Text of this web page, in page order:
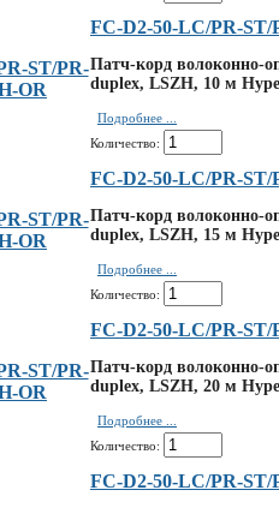
FC-D2-50-LC/PR-
Патч-корд волоконно-
duplex, LSZH, 10 м
Подробнее ...
Количество:
FC-D2-50-LC/PR-
Патч-корд волоконно-
duplex, LSZH, 15 м
Подробнее ...
Количество:
FC-D2-50-LC/PR-
Патч-корд волоконно-
duplex, LSZH, 20 м
Подробнее ...
Количество:
FC-D2-50-LC/PR-